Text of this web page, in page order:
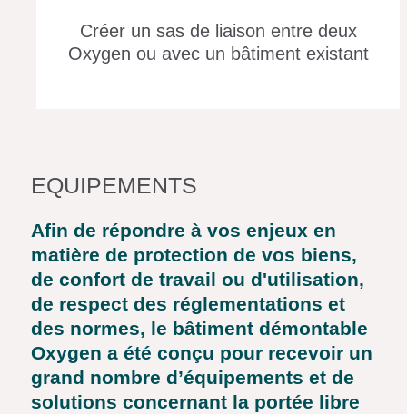
Créer un sas de liaison entre deux
Oxygen ou avec un bâtiment existant
EQUIPEMENTS
Afin de répondre à vos enjeux en
matière de protection de vos biens,
de confort de travail ou d'utilisation,
de respect des réglementations et
des normes, le bâtiment démontable
Oxygen a été conçu pour recevoir un
grand nombre d’équipements et de
solutions concernant la portée libre